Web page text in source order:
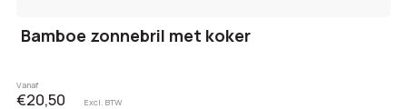
Bamboe zonnebril met koker
Vanaf
€20,50 Excl. BTW